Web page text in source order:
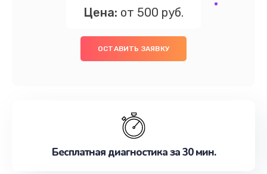
Цена: от 500 руб.
ОСТАВИТЬ ЗАЯВКУ
Бесплатная диагностика за 30 мин.